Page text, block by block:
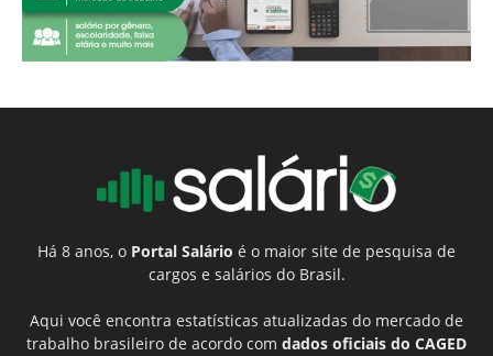
Há 8 anos, o Portal Salário é o maior site de pesquisa de
cargos e salários do Brasil.
Aqui você encontra estatísticas atualizadas do mercado de
trabalho brasileiro de acordo com dados oficiais do CAGED